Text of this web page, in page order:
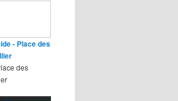
- Place des
des